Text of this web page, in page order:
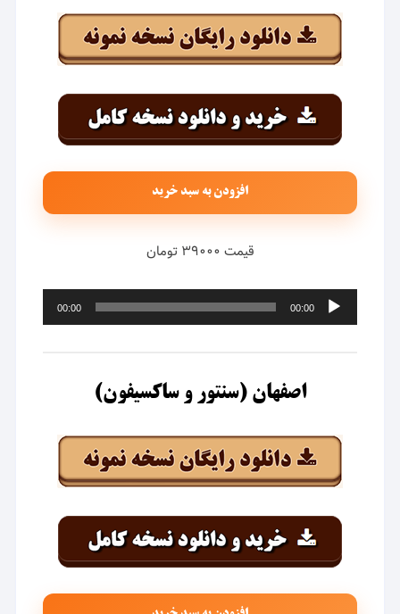
افزودن به سبد خرید
قیمت ۳۹۰۰۰ تومان
پخش‌کننده
صوت
00:00
00:00
اصفهان (سنتور و ساکسیفون)